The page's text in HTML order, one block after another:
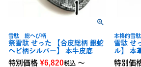
雪駄 総へび柄
祭雪駄 せった 【合皮総柄 銀蛇
ヘビ柄シルバー】 本牛皮底
特別価格 ¥6,820税込 〜
本格的雪
雪駄 せ
ル】 本
特別価